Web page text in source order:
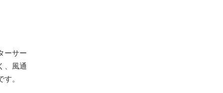
ーサー
、風通
。